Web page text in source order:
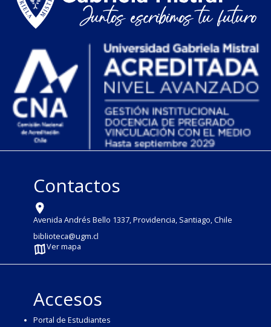
Contactos
Avenida Andrés Bello 1337, Providencia, Santiago, Chile
biblioteca@ugm.cl
Ver mapa
Accesos
Portal de Estudiantes